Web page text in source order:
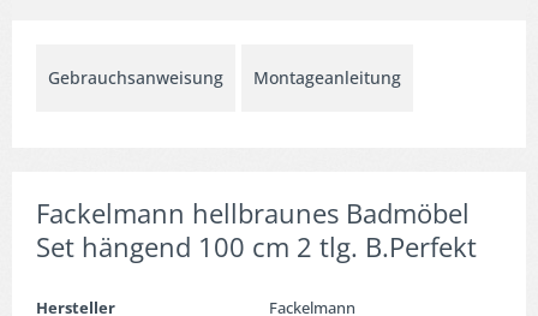
Gebrauchsanweisung Montageanleitung
Fackelmann hellbraunes Badmöbel
Set hängend 100 cm 2 tlg. B.Perfekt
Hersteller
Fackelmann